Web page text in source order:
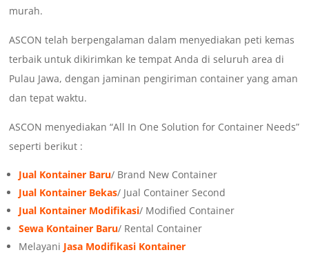
murah.
ASCON telah berpengalaman dalam menyediakan peti kemas
terbaik untuk dikirimkan ke tempat Anda di seluruh area di
Pulau Jawa, dengan jaminan pengiriman container yang aman
dan tepat waktu.
ASCON menyediakan “All In One Solution for Container Needs”
seperti berikut :
Jual Kontainer Baru/ Brand New Container
Jual Kontainer Bekas/ Jual Container Second
Jual Kontainer Modifikasi/ Modified Container
Sewa Kontainer Baru/ Rental Container
Melayani Jasa Modifikasi Kontainer